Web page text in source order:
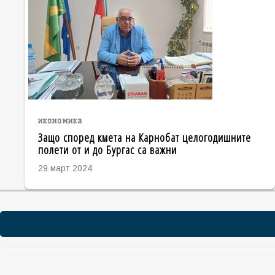
икономика
Защо според кмета на Карнобат целогодишните
полети от и до Бургас са важни
29 март 2024